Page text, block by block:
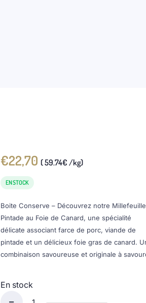
€22,70 ( 59.74€ /kg)
EN STOCK
Boite Conserve – Découvrez notre
Pintade au Foie de Canard, une spécialité
délicate associant farce de porc, viande de
pintade et un délicieux foie gras de canard.
combinaison savoureuse et originale à
En stock